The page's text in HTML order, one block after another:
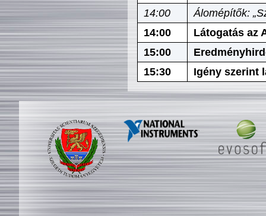
14:00
Álomépítők:
14:00
Látogatás az
15:00
15:30
Igény szerint